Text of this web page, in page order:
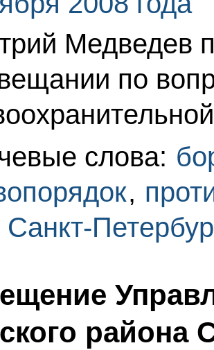
Медведев
по
слова:
,
Санкт-
района